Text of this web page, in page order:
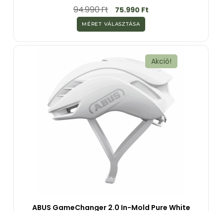
0
a
5
-
b
ő
94.990Ft 75.990 Ft
MÉRET VÁLASZTÁSA
Akció!
ABUS GameChanger 2.0 In-Mold Pure White